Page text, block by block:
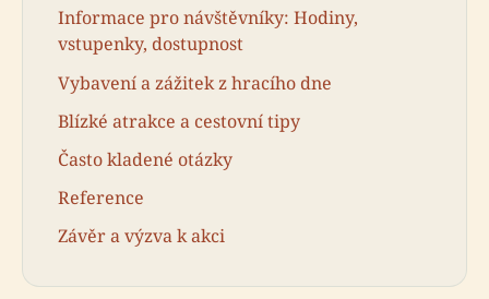
Informace pro návštěvníky: Hodiny,
vstupenky, dostupnost
Vybavení a zážitek z hracího dne
Blízké atrakce a cestovní tipy
Často kladené otázky
Reference
Závěr a výzva k akci